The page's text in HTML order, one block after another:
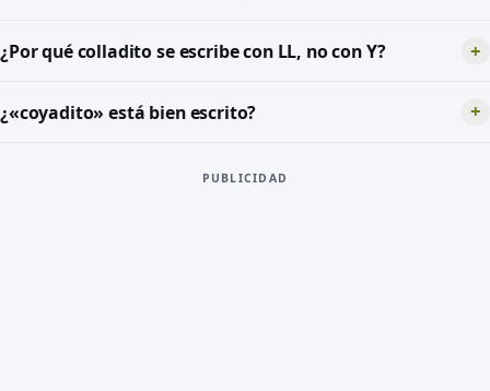
¿Por qué colladito se escribe con LL, no con Y?
¿«coyadito» está bien escrito?
PUBLICIDAD